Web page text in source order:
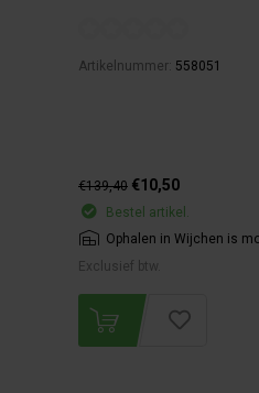
Artikelnummer: 558051
€139,40 €10,50
Bestel artikel.
Ophalen in Wijchen is
Exclusief btw.